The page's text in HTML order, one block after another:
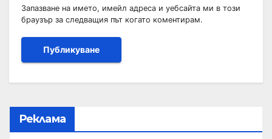
Запазване на името, имейл адреса и уебсайта ми в този
браузър за следващия път когато коментирам.
Реклама